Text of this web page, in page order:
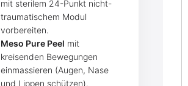
mit sterilem 24-Punkt nicht-
traumatischem Modul
vorbereiten.
Meso Pure Peel mit
kreisenden Bewegungen
einmassieren (Augen, Nase
und Lippen schützen).